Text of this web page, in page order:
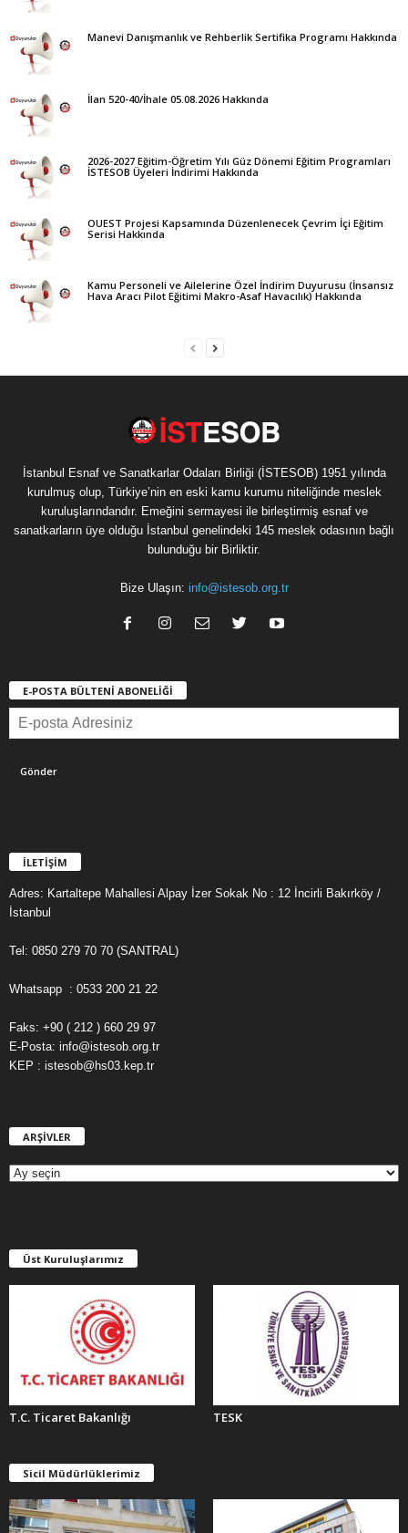
Manevi Danışmanlık ve Rehberlik Sertifika Programı Hakkında
İlan 520-40/İhale 05.08.2026 Hakkında
2026-2027 Eğitim-Öğretim Yılı Güz Dönemi Eğitim Programları
İSTESOB Üyeleri İndirimi Hakkında
OUEST Projesi Kapsamında Düzenlenecek Çevrim İçi Eğitim
Serisi Hakkında
Kamu Personeli ve Ailelerine Özel İndirim Duyurusu (İnsansız
Hava Aracı Pilot Eğitimi Makro-Asaf Havacılık) Hakkında
İstanbul Esnaf ve Sanatkarlar Odaları Birliği (İSTESOB) 1951 yılında
kurulmuş olup, Türkiye’nin en eski kamu kurumu niteliğinde meslek
kuruluşlarındandır. Emeğini sermayesi ile birleştirmiş esnaf ve
sanatkarların üye olduğu İstanbul genelindeki 145 meslek odasının bağlı
bulunduğu bir Birliktir.
Bize Ulaşın: info@istesob.org.tr
E-POSTA BÜLTENİ ABONELİĞİ
İLETİŞİM
Adres: Kartaltepe Mahallesi Alpay İzer Sokak No : 12 İncirli Bakırköy /
İstanbul
Tel: 0850 279 70 70 (SANTRAL)
Whatsapp : 0533 200 21 22
Faks: +90 ( 212 ) 660 29 97
E-Posta: info@istesob.org.tr
KEP : istesob@hs03.kep.tr
ARŞİVLER
E
R
Üst Kuruluşlarımız
T.C. Ticaret Bakanlığı TESK
Sicil Müdürlüklerimiz